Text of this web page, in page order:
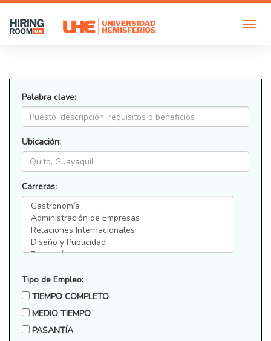
Palabra clave:
Ubicación:
Carreras:
Tipo de Empleo:
TIEMPO COMPLETO
MEDIO TIEMPO
PASANTÍA